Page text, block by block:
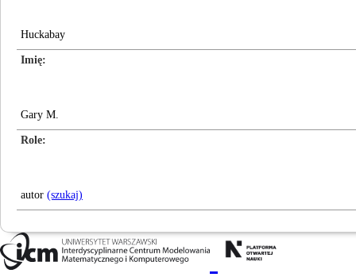
Huckabay
Imię
Gary M.
Role
autor (szukaj)